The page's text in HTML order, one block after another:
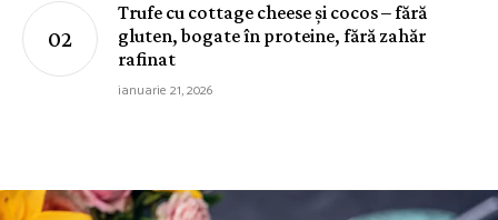
Trufe cu cottage cheese și cocos – fără
gluten, bogate în proteine, fără zahăr
rafinat
ianuarie 21, 2026